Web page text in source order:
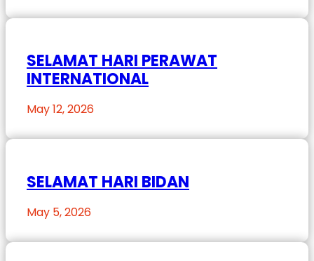
SELAMAT HARI PERAWAT
INTERNATIONAL
May 12, 2026
SELAMAT HARI BIDAN
May 5, 2026